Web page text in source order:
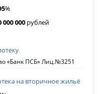
%
000 000 рублей
«Банк ПСБ» Лиц.№3251
на вторичное жильё